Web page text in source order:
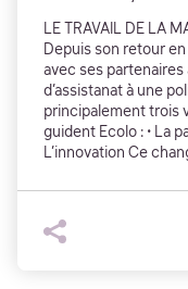
LE TRAVAIL DE LA
Depuis son retour
avec ses partenaires
d’assistanat à une
principalement trois
guident Ecolo : • La
L’innovation Ce